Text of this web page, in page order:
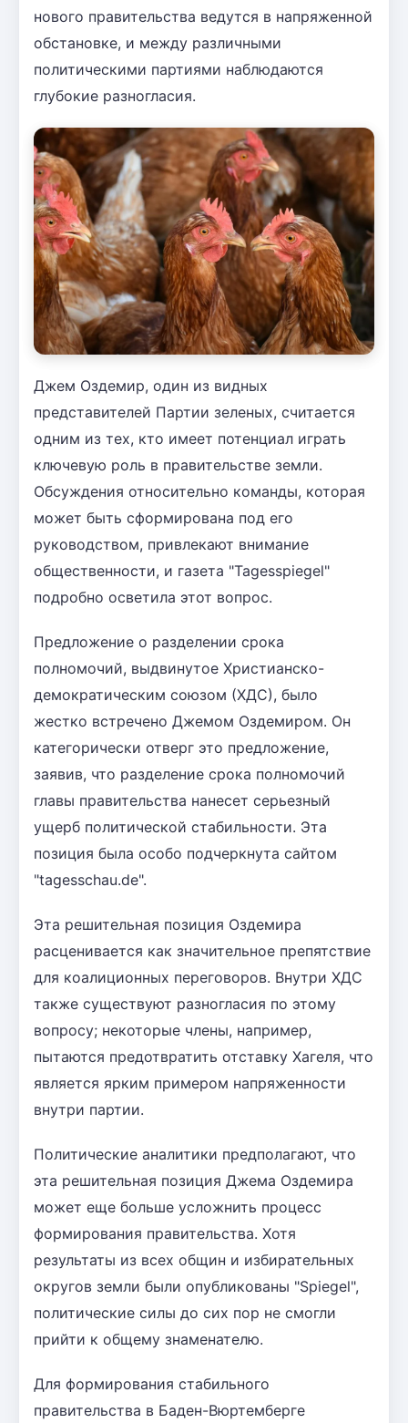
нового правительства ведутся в напряженной
обстановке, и между различными
политическими партиями наблюдаются
глубокие разногласия.
Джем Оздемир, один из видных
представителей Партии зеленых, считается
одним из тех, кто имеет потенциал играть
ключевую роль в правительстве земли.
Обсуждения относительно команды, которая
может быть сформирована под его
руководством, привлекают внимание
общественности, и газета "Tagesspiegel"
подробно осветила этот вопрос.
Предложение о разделении срока
полномочий, выдвинутое Христианско-
демократическим союзом (ХДС), было
жестко встречено Джемом Оздемиром. Он
категорически отверг это предложение,
заявив, что разделение срока полномочий
главы правительства нанесет серьезный
ущерб политической стабильности. Эта
позиция была особо подчеркнута сайтом
"tagesschau.de".
Эта решительная позиция Оздемира
расценивается как значительное препятствие
для коалиционных переговоров. Внутри ХДС
также существуют разногласия по этому
вопросу; некоторые члены, например,
пытаются предотвратить отставку Хагеля, что
является ярким примером напряженности
внутри партии.
Политические аналитики предполагают, что
эта решительная позиция Джема Оздемира
может еще больше усложнить процесс
формирования правительства. Хотя
результаты из всех общин и избирательных
округов земли были опубликованы "Spiegel",
политические силы до сих пор не смогли
прийти к общему знаменателю.
Для формирования стабильного
правительства в Баден-Вюртемберге